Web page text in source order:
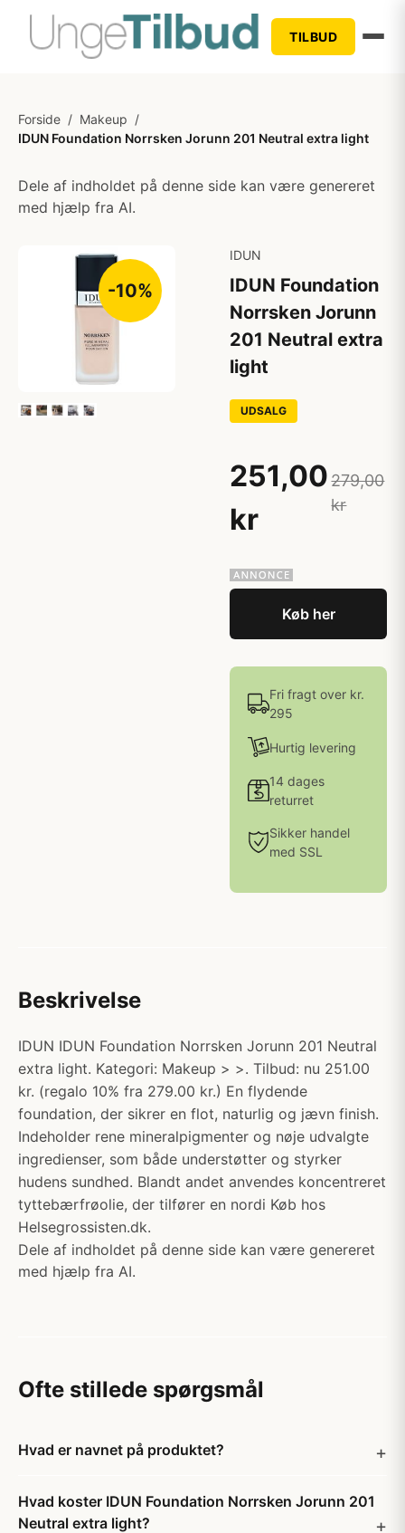
TILBUD
Forside / Makeup /
IDUN Foundation Norrsken Jorunn 201 Neutral extra light
Dele af indholdet på denne side kan være genereret
med hjælp fra AI.
-10%
IDUN
IDUN Foundation
Norrsken Jorunn
201 Neutral extra
light
UDSALG
251,00
kr
279,00
kr
Køb her
Fri fragt over kr.
295
Hurtig levering
14 dages
returret
Sikker handel
med SSL
Beskrivelse
IDUN IDUN Foundation Norrsken Jorunn 201 Neutral
extra light. Kategori: Makeup > >. Tilbud: nu 251.00
kr. (regalo 10% fra 279.00 kr.) En flydende
foundation, der sikrer en flot, naturlig og jævn finish.
Indeholder rene mineralpigmenter og nøje udvalgte
ingredienser, som både understøtter og styrker
hudens sundhed. Blandt andet anvendes koncentreret
tyttebærfrøolie, der tilfører en nordi Køb hos
Helsegrossisten.dk.
Dele af indholdet på denne side kan være genereret
med hjælp fra AI.
Ofte stillede spørgsmål
Hvad er navnet på produktet?
Hvad koster IDUN Foundation Norrsken Jorunn 201
Neutral extra light?